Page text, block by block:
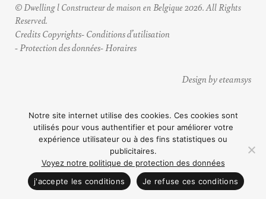
CONTACTEZ NOUS
© Dwelling l Constructeur de maison en Belgique 2026. All Rights
Reserved.
Credits Copyrights Conditions d’utilisation
Protection des données Horaires
Design by eteamsys
Notre site internet utilise des cookies. Ces cookies sont
utilisés pour vous authentifier et pour améliorer votre
expérience utilisateur ou à des fins statistiques ou
publicitaires.
Voyez notre politique de protection des données
j'accepte les conditions
Je refuse ces conditions